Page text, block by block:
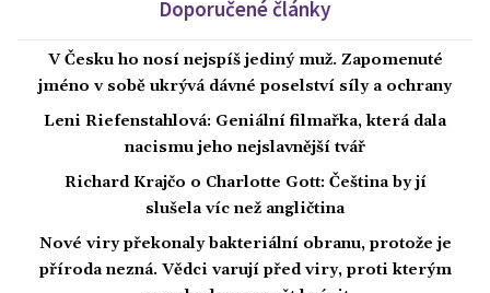
Doporučené články
V Česku ho nosí nejspíš jediný muž. Zapomenuté
jméno v sobě ukrývá dávné poselství síly a ochrany
Leni Riefenstahlová: Geniální filmařka, která dala
nacismu jeho nejslavnější tvář
Richard Krajčo o Charlotte Gott: Čeština by jí
slušela víc než angličtina
Nové viry překonaly bakteriální obranu, protože je
příroda nezná. Vědci varují před viry, proti kterým